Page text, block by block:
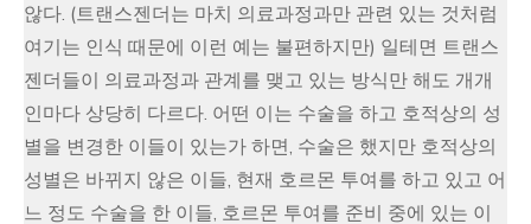
않다. (트랜스젠더는 마치 의료과정과만 관련 있는 것처럼
여기는 인식 때문에 이런 예는 불편하지만) 일테면 트랜스
젠더들이 의료과정과 관계를 맺고 있는 방식만 해도 개개
인마다 상당히 다르다. 어떤 이는 수술을 하고 호적상의 성
별을 변경한 이들이 있는가 하면, 수술은 했지만 호적상의
성별은 바뀌지 않은 이들, 현재 호르몬 투여를 하고 있고 어
느 정도 수술을 한 이들, 호르몬 투여를 준비 중에 있는 이